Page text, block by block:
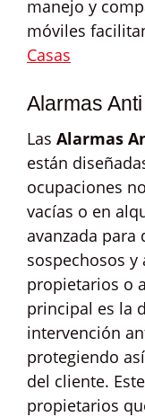
manejo y
móviles
Casas
Alarmas
Las Alarmas
están
ocupaciones
vacías o en
avanzada
sospechosos
propietarios o
principal es la
intervención
protegiendo
del cliente.
propietarios